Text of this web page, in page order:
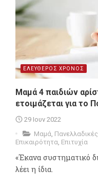
ΕΛΕΥΘΕΡΟΣ ΧΡΟΝΟΣ
Μαμά 4 παιδιών
ετοιμάζεται για το
29 Ιουν 2022
Μαμά,
Επικαιρότητα, Επιτυχία
«Έκανα συστηματικό
λέει η ίδια.